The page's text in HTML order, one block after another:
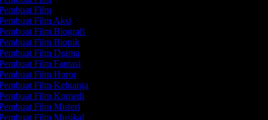
Film
Film Aksi
Film Biografi
Film Biopik
Film Drama
Film Fantasi
Film Horor
Film Keluarga
Film Komedi
Film Misteri
Film Musikal